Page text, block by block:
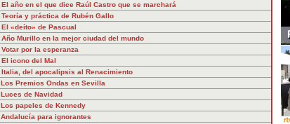
El año en el que dice Raúl Castro que se marchará
Teoría y práctica de Rubén Gallo
El «deíto» de Pascual
Año Murillo en la mejor ciudad del mundo
Votar por la esperanza
El icono del Mal
Italia, del apocalipsis al Renacimiento
Los Premios Ondas en Sevilla
Luces de Navidad
Los papeles de Kennedy
Andalucía para ignorantes